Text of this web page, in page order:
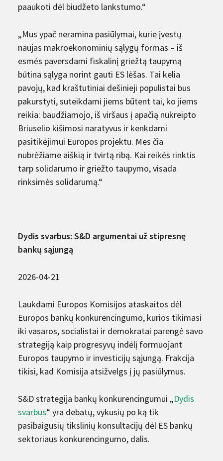
paaukoti dėl biudžeto lankstumo.“
„Mus ypač neramina pasiūlymai, kurie įvestų
naujas makroekonominių sąlygų formas – iš
esmės paversdami fiskalinį griežtą taupymą
būtina sąlyga norint gauti ES lėšas. Tai kelia
pavojų, kad kraštutiniai dešinieji populistai bus
pakurstyti, suteikdami jiems būtent tai, ko jiems
reikia: baudžiamojo, iš viršaus į apačią nukreipto
Briuselio kišimosi naratyvus ir kenkdami
pasitikėjimui Europos projektu. Mes čia
nubrėžiame aiškią ir tvirtą ribą. Kai reikės rinktis
tarp solidarumo ir griežto taupymo, visada
rinksimės solidarumą.“
Dydis svarbus: S&D argumentai už stipresnę
bankų sąjungą
2026-04-21
Laukdami Europos Komisijos ataskaitos dėl
Europos bankų konkurencingumo, kurios tikimasi
iki vasaros, socialistai ir demokratai parengė savo
strategiją kaip progresyvų indėlį formuojant
Europos taupymo ir investicijų sąjungą. Frakcija
tikisi, kad Komisija atsižvelgs į jų pasiūlymus.
S&D strategija bankų konkurencingumui „Dydis
svarbus“ yra debatų, vykusių po ką tik
pasibaigusių tikslinių konsultacijų dėl ES bankų
sektoriaus konkurencingumo, dalis.